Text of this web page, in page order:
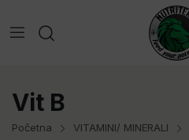
Vit B
Početna VITAMINI/ MINERALI